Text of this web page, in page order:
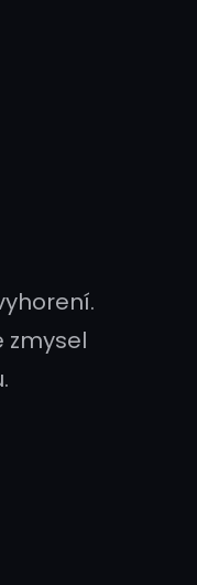
zmysel